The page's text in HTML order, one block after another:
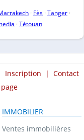
· Fès ·Tanger ·
·Tétouan
Inscription | Contact
IMMOBILIER
Ventes immobilières